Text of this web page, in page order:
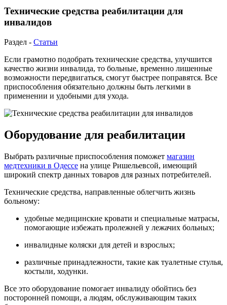
Технические средства реабилитации для
инвалидов
Раздел - Статьи
Если грамотно подобрать технические средства, улучшится
качество жизни инвалида, то больные, временно лишенные
возможности передвигаться, смогут быстрее поправятся. Все
приспособления обязательно должны быть легкими в
применении и удобными для ухода.
Оборудование для реабилитации
Выбрать различные приспособления поможет магазин
медтехники в Одессе на улице Ришельевсой, имеющий
широкий спектр данных товаров для разных потребителей.
Технические средства, направленные облегчить жизнь
больному:
удобные медицинские кровати и специальные матрасы,
помогающие избежать пролежней у лежачих больных;
инвалидные коляски для детей и взрослых;
различные принадлежности, такие как туалетные стулья,
костыли, ходунки.
Все это оборудование помогает инвалиду обойтись без
посторонней помощи, а людям, обслуживающим таких